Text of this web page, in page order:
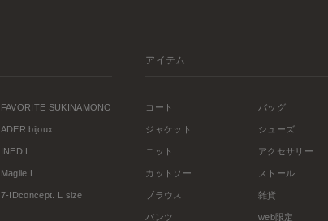
FAVORITE SUKINAMONO
ADER.bijoux
INED L
Maglie L
7-IDconcept. L size
アイテム
コート
ジャケット
ニット
カットソー
ブラウス
パンツ
バッグ
シューズ
アクセサリー
ストール
雑貨
web限定